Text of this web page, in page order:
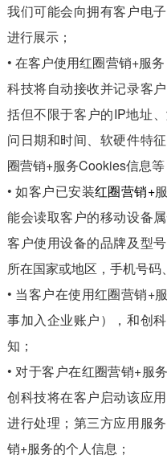
我们可能会向拥有客户电
进行展示；
• 在客户使用红圈营销+服
科技将自动接收并记录客
括但不限于客户的IP地址
问日期和时间、软硬件特
圈营销+服务Cookies信息等
• 如客户已安装红圈营销+
能会读取客户的移动设备
客户使用设备的品牌及型
所在国家或地区，手机号码
• 当客户在使用红圈营销+
事加入企业账户），和创
知；
• 对于客户在红圈营销+服
创科技将在客户启动该应
进行处理；第三方应用服
销+服务的个人信息；